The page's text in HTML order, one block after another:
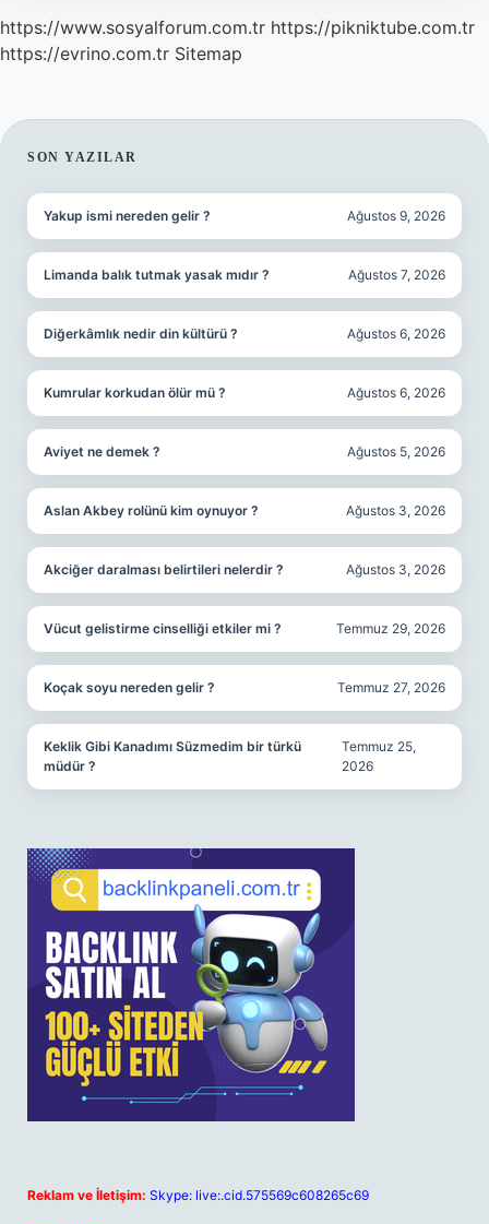
https://www.sosyalforum.com.tr https://pikniktube.com.tr
https://evrino.com.tr Sitemap
SIDEBAR
SON YAZILAR
Yakup ismi nereden gelir ? Ağustos 9, 2026
Limanda balık tutmak yasak mıdır ? Ağustos 7, 2026
Diğerkâmlık nedir din kültürü ? Ağustos 6, 2026
Kumrular korkudan ölür mü ? Ağustos 6, 2026
Aviyet ne demek ? Ağustos 5, 2026
Aslan Akbey rolünü kim oynuyor ? Ağustos 3, 2026
Akciğer daralması belirtileri nelerdir ? Ağustos 3, 2026
Vücut gelistirme cinselliği etkiler mi ? Temmuz 29, 2026
Koçak soyu nereden gelir ? Temmuz 27, 2026
Keklik Gibi Kanadımı Süzmedim bir türkü
müdür ?
Temmuz 25,
2026
Reklam ve İletişim: Skype: live:.cid.575569c608265c69